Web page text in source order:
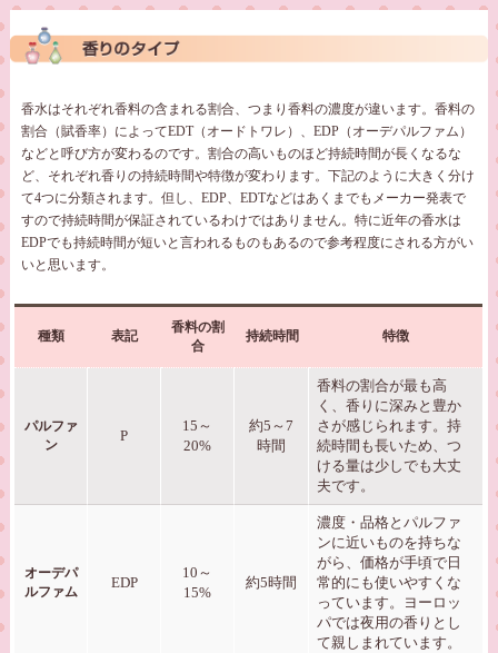
香水はそれぞれ香料の含まれる割合、つまり香料の濃度が違います。香料の
割合（賦香率）によってEDT（オードトワレ）、EDP（オーデパルファム）
などと呼び方が変わるのです。割合の高いものほど持続時間が長くなるな
ど、それぞれ香りの持続時間や特徴が変わります。下記のように大きく分け
て4つに分類されます。但し、EDP、EDTなどはあくまでもメーカー発表で
すので持続時間が保証されているわけではありません。特に近年の香水は
EDPでも持続時間が短いと言われるものもあるので参考程度にされる方がい
いと思います。
種類 表記
香料の割
合
持続時間 特徴
パルファ
ン
P
15～
20%
約5～7
時間
香料の割合が最も高
く、香りに深みと豊か
さが感じられます。持
続時間も長いため、つ
ける量は少しでも大丈
夫です。
オーデパ
ルファム
EDP
10～
15%
約5時間
濃度・品格とパルファ
ンに近いものを持ちな
がら、価格が手頃で日
常的にも使いやすくな
っています。ヨーロッ
パでは夜用の香りとし
て親しまれています。